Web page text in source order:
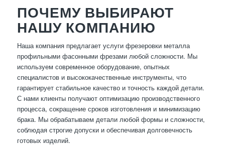
ПОЧЕМУ ВЫБИРАЮТ
НАШУ КОМПАНИЮ
Наша компания предлагает услуги фрезеровки металла
профильными фасонными фрезами любой сложности. Мы
используем современное оборудование, опытных
специалистов и высококачественные инструменты, что
гарантирует стабильное качество и точность каждой детали.
С нами клиенты получают оптимизацию производственного
процесса, сокращение сроков изготовления и минимизацию
брака. Мы обрабатываем детали любой формы и сложности,
соблюдая строгие допуски и обеспечивая долговечность
готовых изделий.